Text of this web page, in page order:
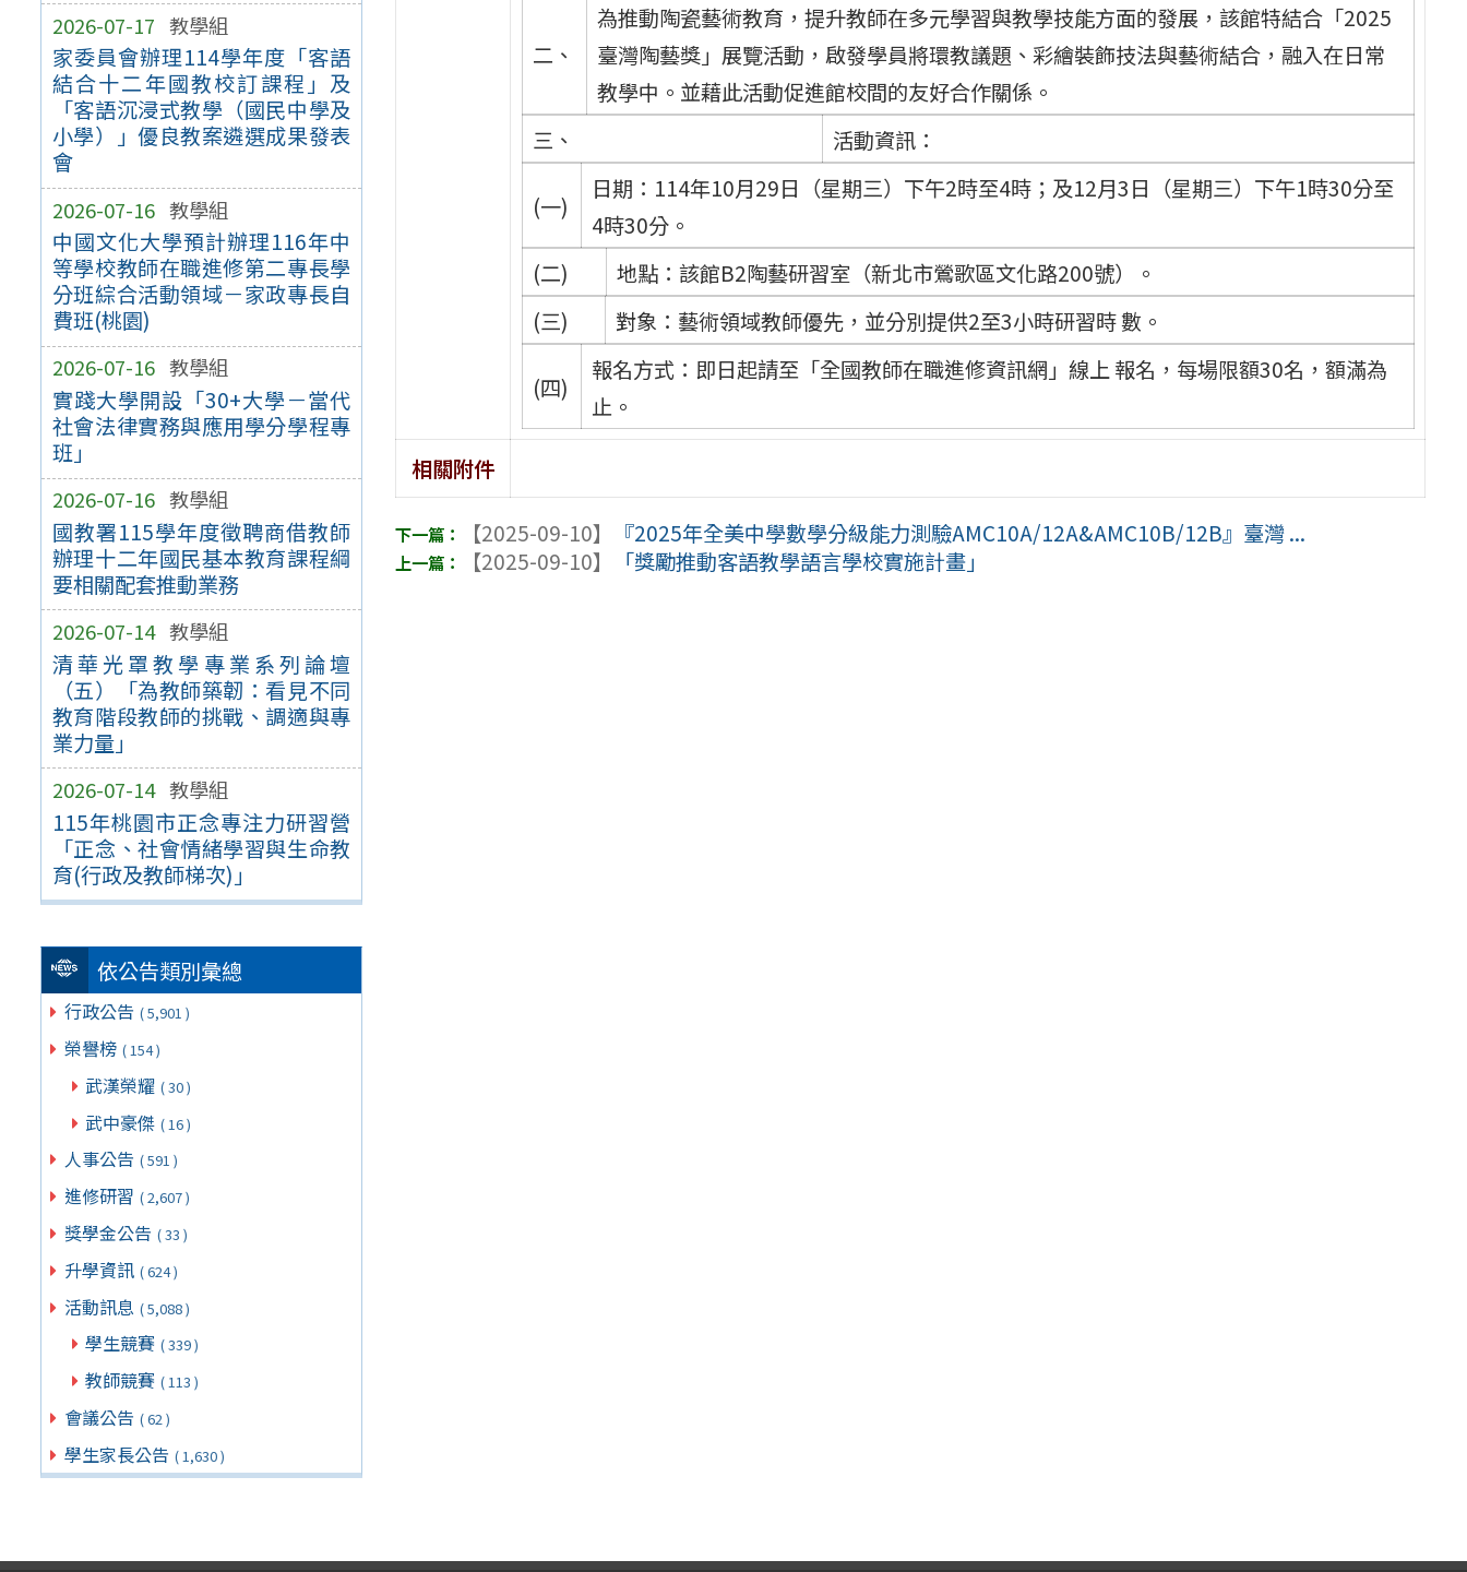
2026-07-17 教學組
家委員會辦理114學年度「客語
結合十二年國教校訂課程」及
「客語沉浸式教學（國民中學及
小學）」優良教案遴選成果發表
會
2026-07-16 教學組
中國文化大學預計辦理116年中
等學校教師在職進修第二專長學
分班綜合活動領域－家政專長自
費班(桃園)
2026-07-16 教學組
實踐大學開設「30+大學－當代
社會法律實務與應用學分學程專
班」
2026-07-16 教學組
國教署115學年度徵聘商借教師
辦理十二年國民基本教育課程綱
要相關配套推動業務
2026-07-14 教學組
清華光罩教學專業系列論壇
（五）「為教師築韌：看見不同
教育階段教師的挑戰、調適與專
業力量」
2026-07-14 教學組
115年桃園市正念專注力研習營
「正念、社會情緒學習與生命教
育(行政及教師梯次)」
依公告類別彙總
行政公告 ( 5,901 )
榮譽榜 ( 154 )
武漢榮耀 ( 30 )
武中豪傑 ( 16 )
人事公告 ( 591 )
進修研習 ( 2,607 )
獎學金公告 ( 33 )
升學資訊 ( 624 )
活動訊息 ( 5,088 )
學生競賽 ( 339 )
教師競賽 ( 113 )
會議公告 ( 62 )
學生家長公告 ( 1,630 )
二、
為推動陶瓷藝術教育，提升教師在多元學習與教學技能方面的發展，該館特結合「2025
臺灣陶藝獎」展覽活動，啟發學員將環教議題、彩繪裝飾技法與藝術結合，融入在日常
教學中。並藉此活動促進館校間的友好合作關係。
三、
活動資訊：
(一)
日期：114年10月29日（星期三）下午2時至4時；及12月3日（星期三）下午1時30分至
4時30分。
(二)
地點：該館B2陶藝研習室（新北市鶯歌區文化路200號）。
(三)
對象：藝術領域教師優先，並分別提供2至3小時研習時 數。
(四)
報名方式：即日起請至「全國教師在職進修資訊網」線上 報名，每場限額30名，額滿為
止。
相關附件
【2025-09-10】
『2025年全美中學數學分級能力測驗AMC10A/12A&AMC10B/12B』臺灣 ...
【2025-09-10】
「獎勵推動客語教學語言學校實施計畫」